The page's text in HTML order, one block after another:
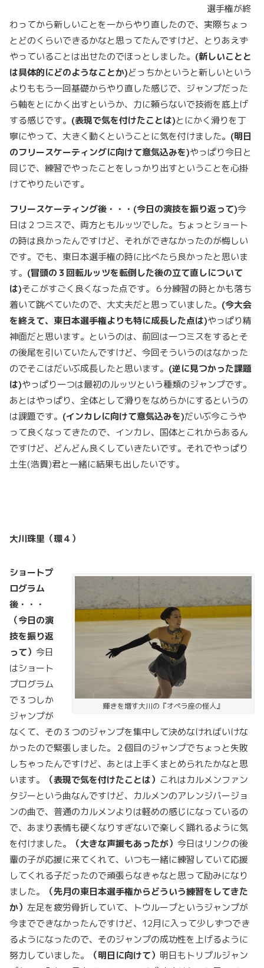
選手権が終
わってから新しいことを一からやり直したので、実際ちょっ
とどのくらいできるかなと思ってたんですけど、とりあえず
やっていることは出せたのでほっとしました。 (新しいことと
は具体的にどのようなことか)どっちかというと新しいという
よりももう一回基礎からやり直した感じで、ジャンプだった
ら軸をとにかく出すというか、力に頼らないで技術を底上げ
する感じです。 (表現で気を付けたことは)とにかく滑りを丁
寧にやって、大きく動くということに気を付けました。 (明日
のフリースケーティングに向けて意気込みを)やっぱり今日と
同じで、練習でやったことをしっかり出すということを心掛
けてやりたいです。
フリースケーティング後・・・ (今日の演技を振り返って)今
日は２つミスで、両方ともルッツでした。ちょっとショート
の時は良かったんですけど、それができなかったのが悔しい
です。でも、東日本選手権の時に比べたら良かったと思いま
す。 (冒頭の３回転ルッツを転倒した後の立て直しについて
は)そこがすごく良くなった点です。６分練習の時とかも落ち
着いて跳べていたので、大丈夫だと思っていました。 (今大会
を終えて、東日本選手権よりも特に成長した点は)やっぱり精
神面だと思います。というのは、前回は一つミスをするとそ
の後尾を引いていたんですけど、今回そういうのはなかった
のでそこはだいぶ成長したと思います。 (逆に見つかった課題
は)やっぱり一つは最初のルッツという種類のジャンプです。
あとはやっぱり、全体として滑りをなめらかにするというの
は課題です。 (インカレに向けて意気込みを)だいぶ今こうや
って良くなってきたので、インカレ、国体とこれからあるん
ですけど、どんどん良くしていきたいです。それでやっぱり
土生(浩貴)君と一緒に結果も出したいです。
大川珠里（環４）
輝きを増す大川の『オペラ座の怪人』
ショートプ
ログラム
後・・・
（今日の演
技を振り返
って） 今日
はショート
プログラム
で３つしか
ジャンプが
なくて、その３つのジャンプを集中して決めなければいけな
かったので緊張しました。２個目のジャンプでちょっと失敗
しちゃったんですけど、あとは上手くまとめられたかなと思
います。
（表現で気を付けたことは） これはカルメンファン
タジーという曲なんですけど、カルメンのアレンジバージョ
ンの曲で、普通のカルメンよりは軽めの感じになっているの
で、あまり表情も硬くなりすぎないで楽しく踊れるように気
を付けました。
（大きな声援もあったが） 今日はリンクの後
輩の子が応援に来てくれて、いつも一緒に練習していて応援
してくれる子だったので頑張らなきゃなと思って励みになり
ました。
（先月の東日本選手権からどういう練習をしてきた
か） 左足を疲労骨折していて、トウループというジャンプが
今までできなかったんですけど、12月に入って少しずつでき
るようになったので、そのジャンプの成功性を上げるように
努力していました。
（明日に向けて） 明日もトリプルジャン